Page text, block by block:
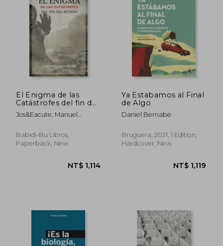
NT$ 642 NT$
El Enigma de las
Catástrofes del fin del
Mundo
Jos&Eacute; Manuel
Babidi-Bu Libros,
Paperback, New
Ya Estabamos al Final
de Algo
Daniel Bernabe
Bruguera, 2021, 1 Edition,
Hardcover, New